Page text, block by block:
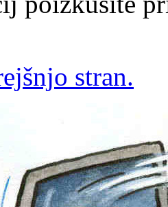
stran.